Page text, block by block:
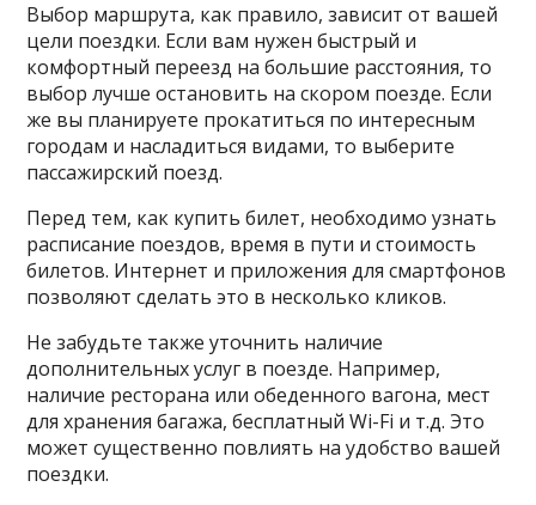
Выбор маршрута, как правило, зависит от вашей
цели поездки. Если вам нужен быстрый и
комфортный переезд на большие расстояния, то
выбор лучше остановить на скором поезде. Если
же вы планируете прокатиться по интересным
городам и насладиться видами, то выберите
пассажирский поезд.
Перед тем, как купить билет, необходимо узнать
расписание поездов, время в пути и стоимость
билетов. Интернет и приложения для смартфонов
позволяют сделать это в несколько кликов.
Не забудьте также уточнить наличие
дополнительных услуг в поезде. Например,
наличие ресторана или обеденного вагона, мест
для хранения багажа, бесплатный Wi-Fi и т.д. Это
может существенно повлиять на удобство вашей
поездки.